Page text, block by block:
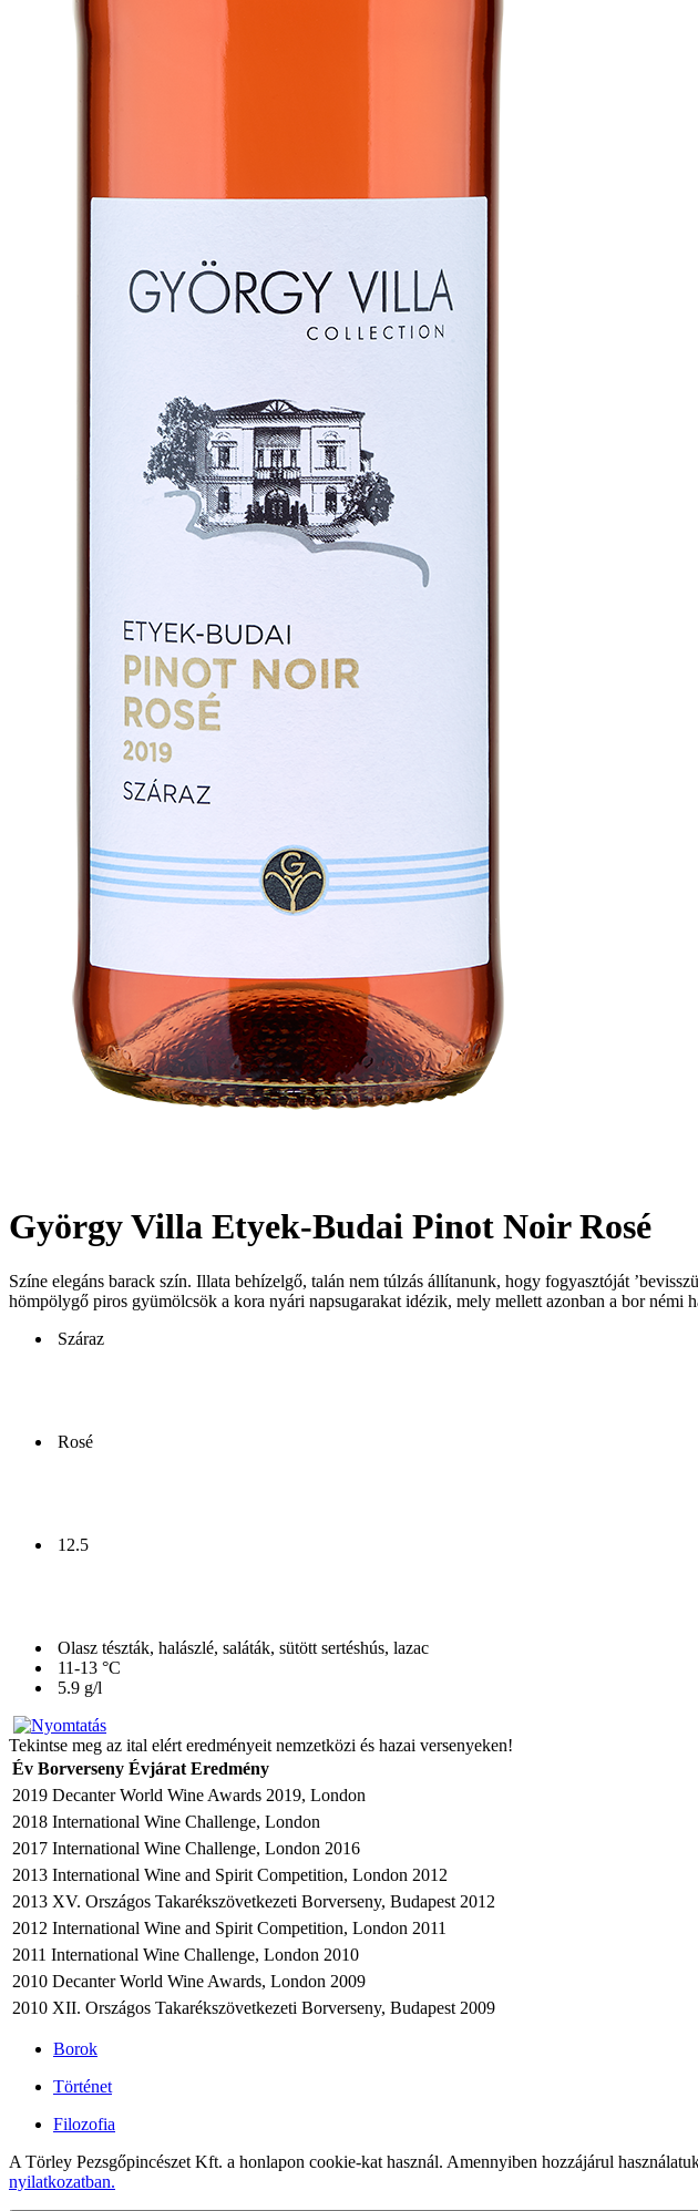
György Villa Etyek-Budai Pinot Noir Rosé
Színe elegáns barack szín. Illata behízelgő, talán nem túlzás állítanunk, hogy fogyasztóját
hömpölygő piros gyümölcsök a kora nyári napsugarakat idézik, mely mellett azonban a bor némi
Száraz
Rosé
12.5
Olasz tészták, halászlé, saláták, sütött sertéshús, lazac
11-13 °C
5.9 g/l
Tekintse meg az ital elért eredményeit nemzetközi és hazai versenyeken!
Év Borverseny Évjárat Eredmény
2019 Decanter World Wine Awards 2019, London
2018 International Wine Challenge, London
2017 International Wine Challenge, London 2016
2013 International Wine and Spirit Competition, London 2012
2013 XV. Országos Takarékszövetkezeti Borverseny, Budapest 2012
2012 International Wine and Spirit Competition, London 2011
2011 International Wine Challenge, London 2010
2010 Decanter World Wine Awards, London 2009
2010 XII. Országos Takarékszövetkezeti Borverseny, Budapest 2009
Borok
Történet
Filozofia
A Törley Pezsgőpincészet Kft. a honlapon cookie-kat használ. Amennyiben hozzájárul
nyilatkozatban.